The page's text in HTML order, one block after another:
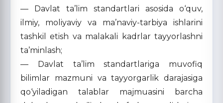
— Davlat ta’lim standartlari asosida o‘quv,
ilmiy, moliyaviy va ma’naviy-tarbiya ishlarini
tashkil etish va malakali kadrlar tayyorlashni
ta’minlash;
— Davlat ta’lim standartlariga muvofiq
bilimlar mazmuni va tayyorgarlik darajasiga
qo‘yiladigan talablar majmuasini barcha